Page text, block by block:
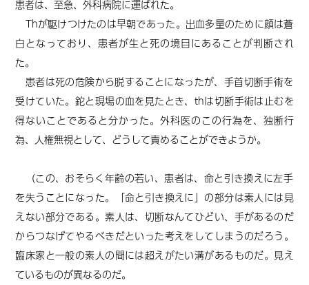
患者は、至急、外科病院に運ばれた。
Thが駆けつけたのは早朝であった。出血多量のために顔は蒼
白となっており、患者が生と死の境目にあることが判断され
た。
患者は死の危険から脱することになったが、手首切断手術を
受けていた。鉈と現場の血を見たとき、thは切断手術は止むを
得ないことであると分かった。外科医のこの行為を、独断行
為、人権無視として、どうして責めることができようか。
（この、おそらく年齢の若い、患者は、命と引き換えに左手
を失うことになった。「命と引き換えに」の部分は素人には見
えない部分である。素人は、切断なんてひどい、手があるのだ
からつなげてやるべきだといった考えをしてしまうのだろう。
臨床家と一般の素人の間には超えがたい溝があるものだ。見え
ているものが異なるのだ。